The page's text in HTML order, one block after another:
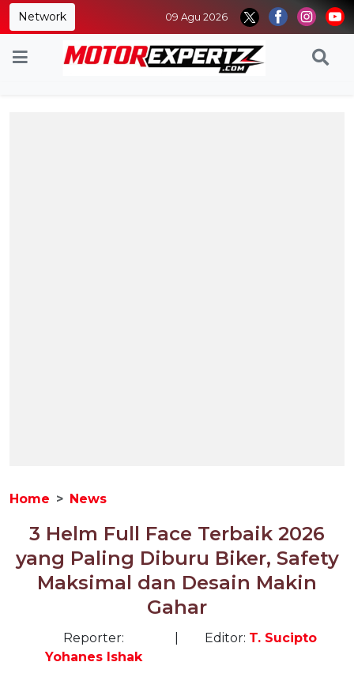
Network 09 Agu 2026
Home News
3 Helm Full Face Terbaik 2026
yang Paling Diburu Biker, Safety
Maksimal dan Desain Makin
Gahar
Reporter:
Yohanes Ishak
Editor: T. Sucipto